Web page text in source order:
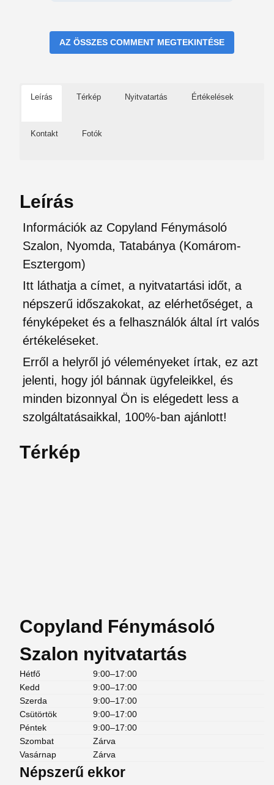
AZ ÖSSZES COMMENT MEGTEKINTÉSE
Leírás Térkép Nyitvatartás Értékelések
Kontakt Fotók
Leírás
Információk az Copyland Fénymásoló
Szalon, Nyomda, Tatabánya (Komárom-
Esztergom)
Itt láthatja a címet, a nyitvatartási időt, a
népszerű időszakokat, az elérhetőséget, a
fényképeket és a felhasználók által írt valós
értékeléseket.
Erről a helyről jó véleményeket írtak, ez azt
jelenti, hogy jól bánnak ügyfeleikkel, és
minden bizonnyal Ön is elégedett less a
szolgáltatásaikkal, 100%-ban ajánlott!
Térkép
Copyland Fénymásoló
Szalon nyitvatartás
Hétfő
9:00–17:00
Kedd
9:00–17:00
Szerda
9:00–17:00
Csütörtök
9:00–17:00
Péntek
9:00–17:00
Szombat
Zárva
Vasárnap
Zárva
Népszerű ekkor